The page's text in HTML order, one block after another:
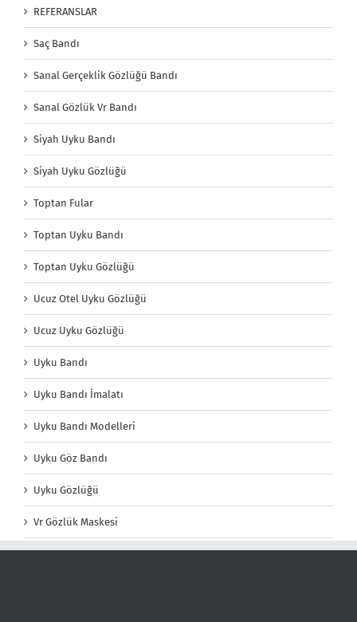
REFERANSLAR
Saç Bandı
Sanal Gerçeklik Gözlüğü Bandı
Sanal Gözlük Vr Bandı
Siyah Uyku Bandı
Siyah Uyku Gözlüğü
Toptan Fular
Toptan Uyku Bandı
Toptan Uyku Gözlüğü
Ucuz Otel Uyku Gözlüğü
Ucuz Uyku Gözlüğü
Uyku Bandı
Uyku Bandı İmalatı
Uyku Bandı Modelleri
Uyku Göz Bandı
Uyku Gözlüğü
Vr Gözlük Maskesi